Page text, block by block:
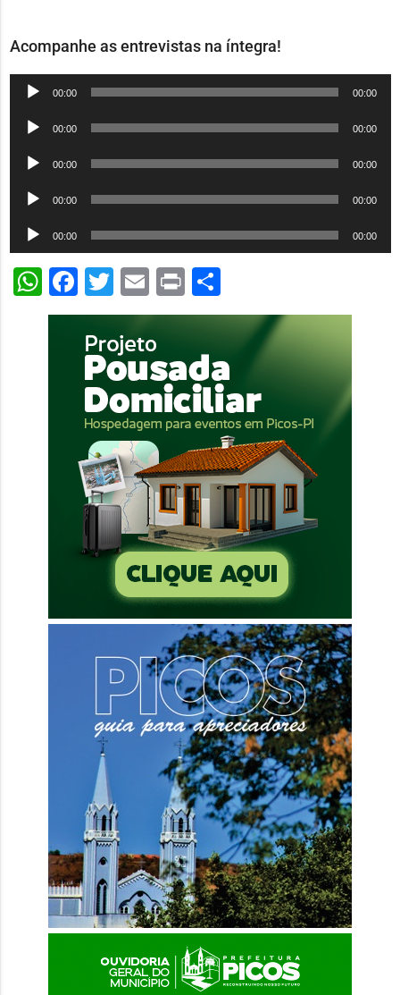
Acompanhe as entrevistas na íntegra!
Tocador
áudio
00:00 00:00
Tocador
áudio
00:00 00:00
Tocador
áudio
00:00 00:00
Tocador
áudio
00:00 00:00
Tocador
de
áudio
00:00 00:00
WhatsApp
Facebook
Twitter
Email
PrintShare